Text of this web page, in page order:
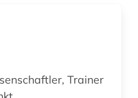
Trainer